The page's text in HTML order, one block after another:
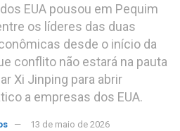
EUA pousou em Pequim
os líderes das duas
desde o início da
conflito não estará na pauta
Xi Jinping para abrir
a empresas dos EUA.
13 de maio de 2026